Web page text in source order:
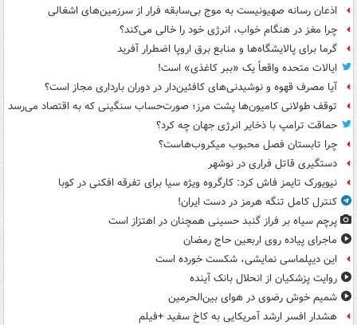
اذعان رسانه صهیونیست به موج بی‌سابقه فرار از سرزمین‌های اشغالی
چرا مغز در هنگام خواب، انرژی خود را خالی می‌کند؟
گرما برای پالایشگاه‌ها و منابع برق اروپا اضطرار آفرید
ایالات متحده واقعاً یک «ببر کاغذی» است!
آیا مصرف قهوه و نوشیدنی‌های کافئین‌دار در دوران بارداری مجاز است؟
توقف طولانی کامیون‌ها پشت مرز؛ صورت‌حساب سنگینی که به اقتصاد می‌رسد
حماقت ترامپ با ذخایر انرژی جهان چه کرد؟
چرا تابستان فصل محبوب میکروب‌هاست؟
دستگیری قاتل فراری در نوشهر
نیویورک تایمز فاش کرد: کارگروه ویژه سیا برای تفرقه افکنی در کوبا
کنترل کامل تنگه هرمز در دست ایران!
پرچم سیاه بر فراز گنبد حسینی همچنان در اهتزاز است
ماجرای پیاده روی اربعین حاج رمضان
این دیپلماسی نمایشی، شکست خورده است
روایت پزشکیان از انحلال بانک آینده
شمیم خوش رضوی در هوای بین‌الحرمین
هشدار افسر ارشد آمریکایی به کاخ سفید +فیلم